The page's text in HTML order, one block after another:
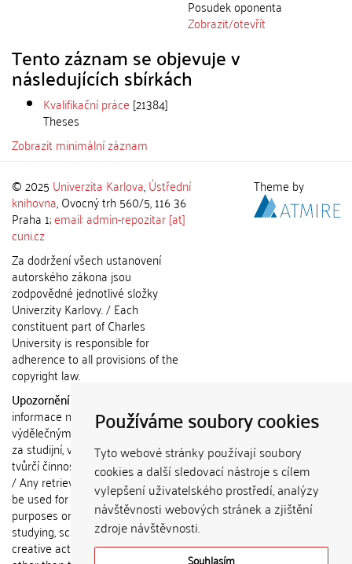
Používáme soubory cookies
Tyto webové stránky používají soubory
cookies a další sledovací nástroje s cílem
vylepšení uživatelského prostředí, analýzy
návštěvnosti webových stránek a zjištění
zdroje návštěvnosti.
Souhlasím
Posudek oponenta
Zobrazit/otevřít
Tento záznam se objevuje v
následujících sbírkách
Kvalifikační práce [21384]
Theses
Zobrazit minimální záznam
© 2025 Univerzita Karlova,Ústřední
knihovna, Ovocný trh 560/5, 116 36
Praha 1;email: admin-repozitar [at]
cuni.cz
Za dodržení všech ustanovení
autorského zákona jsou
zodpovědné jednotlivé složky
Univerzity Karlovy. / Each
constituent part of Charles
University is responsible for
adherence to all provisions of the
copyright law.
Upozornění / Notice:
informace nemohou být použity k
výdělečným účelům nebo vydávány
za studijní, vědeckou nebo jinou
tvůrčí činnost jiné osoby než autora.
/ Any retrieved information shall not
be used for any commercial
purposes or claimed as results of
studying, scientific or any other
creative activities of any person
Theme by